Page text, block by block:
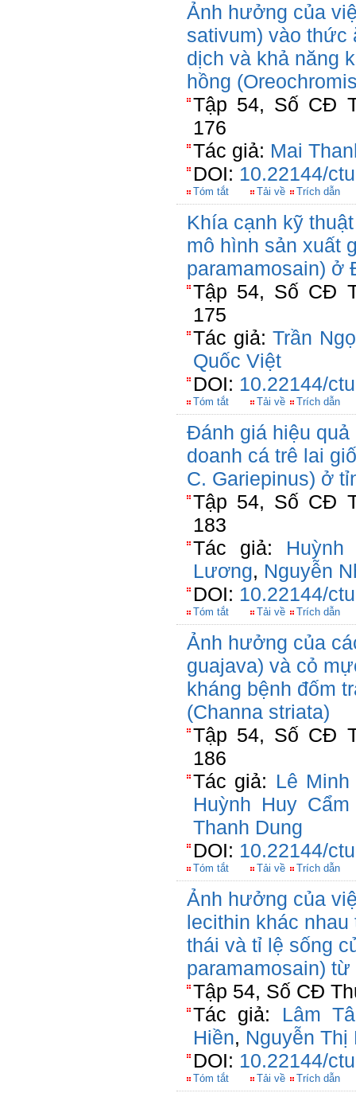
Ảnh hưởng của
sativum) vào thức
dịch và khả năng
hồng
Tập 54, Số CĐ
176
Tác giả: Mai
DOI: 10.22144/
Tóm tắt Tải về Trích dẫn
Khía cạnh kỹ
mô hình sản xuất
paramamosain) ở
Tập 54, Số CĐ
175
Tác giả: Trần
Quốc Việt
DOI: 10.22144/
Tóm tắt Tải về Trích dẫn
Đánh giá hiệu
doanh cá trê lai
C. Gariepinus) ở
Tập 54, Số CĐ
183
Tác giả:
Lương, Nguyễn
DOI: 10.22144/
Tóm tắt Tải về Trích dẫn
Ảnh hưởng của
guajava) và cỏ
kháng bệnh đốm
(Channa striata)
Tập 54, Số CĐ
186
Tác giả: Lê
Huỳnh Huy
Thanh Dung
DOI: 10.22144/
Tóm tắt Tải về Trích dẫn
Ảnh hưởng của
lecithin khác
thái và tỉ lệ sống
paramamosain)
Tập 54, Số CĐ
Tác giả: Lâm
Hiền, Nguyễn Thị
DOI: 10.22144/
Tóm tắt Tải về Trích dẫn